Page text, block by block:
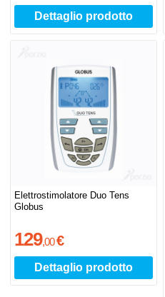
Dettaglio prodotto
Elettrostimolatore Duo Tens
Globus
129,00€
Dettaglio prodotto